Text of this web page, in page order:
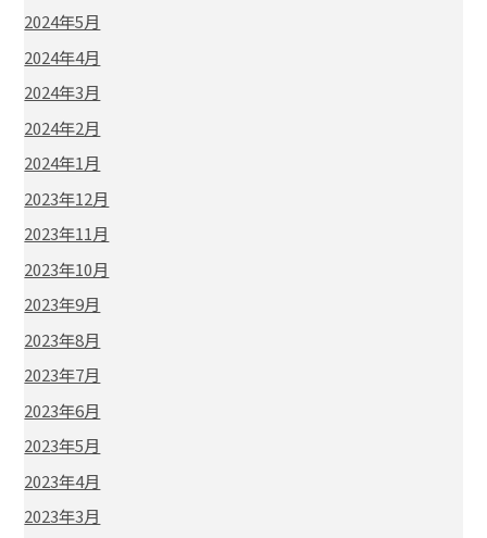
2024年5月
2024年4月
2024年3月
2024年2月
2024年1月
2023年12月
2023年11月
2023年10月
2023年9月
2023年8月
2023年7月
2023年6月
2023年5月
2023年4月
2023年3月